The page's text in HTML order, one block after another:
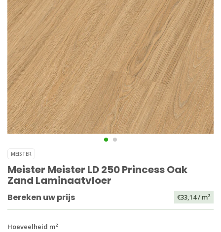
MEISTER
Meister Meister LD 250 Princess Oak
Zand Laminaatvloer
Bereken uw prijs €33,14/ m²
Hoeveelheid m²